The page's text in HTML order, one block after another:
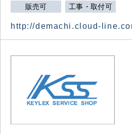
販売可 工事・取付可
http://demachi.cloud-